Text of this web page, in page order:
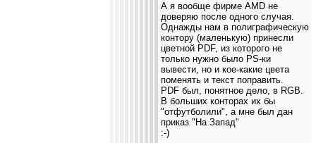
А я вообще фирме AMD не
доверяю после одного случая.
Однажды нам в полиграфическую
контору (маленькую) принесли
цветной PDF, из которого не
только нужно было PS-ки
вывести, но и кое-какие цвета
поменять и текст поправить.
PDF был, понятное дело, в RGB.
В больших конторах их бы
"отфутболили", а мне был дан
приказ "На Запад"
:-)